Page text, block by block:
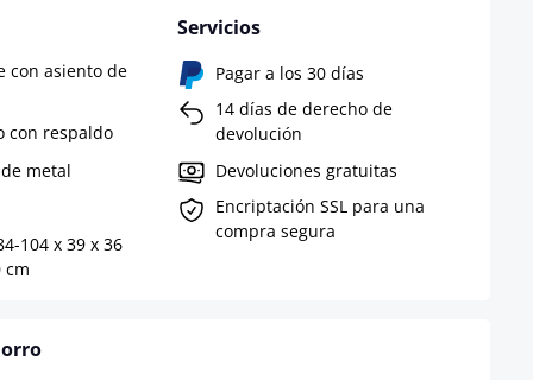
con asiento de
con respaldo
metal
104 x 39 x 36
cm
Servicios
Pagar a los 30 días
14 días de derecho de
devolución
Devoluciones gratuitas
Encriptación SSL para una
compra segura